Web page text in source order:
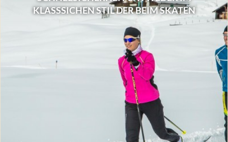
LASSSICHEN STIL DER BEIM SKATEN